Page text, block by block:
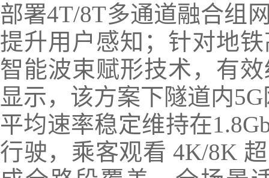
部署4T/8T多通道融合组
提升用户感知；针对地
智能波束赋形技术，有
显示，该方案下隧道内
平均速率稳定维持在
行驶，乘客观看 4K/8K